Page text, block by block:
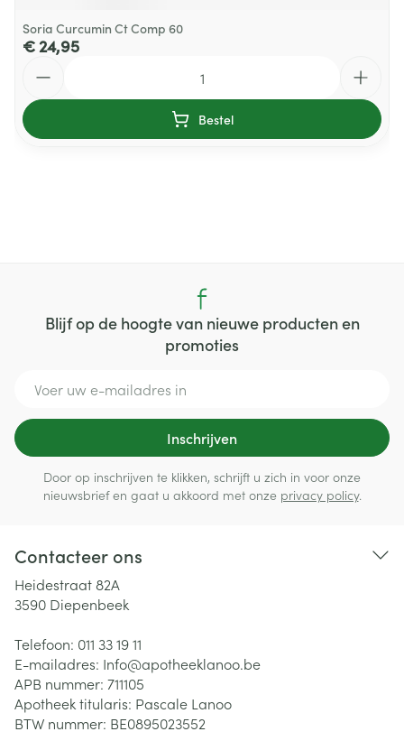
Soria Curcumin Ct Comp 60
€ 24,95
Bestel
Blijf op de hoogte van nieuwe producten en
promoties
Inschrijven
Door op inschrijven te klikken, schrijft u zich in voor onze
nieuwsbrief en gaat u akkoord met onze privacy policy.
Contacteer ons
Heidestraat 82A
3590 Diepenbeek
Telefoon: 011 33 19 11
E-mailadres: Info@apotheeklanoo.be
APB nummer: 711105
Apotheek titularis: Pascale Lanoo
BTW nummer: BE0895023552